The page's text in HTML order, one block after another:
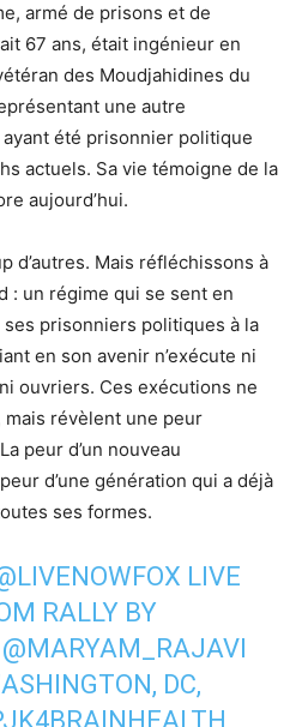
armé de prisons et de
67 ans, était ingénieur en
des Moudjahidines du
une autre
été prisonnier politique
actuels. Sa vie témoigne de la
aujourd’hui.
d’autres. Mais réfléchissons à
: un régime qui se sent en
prisonniers politiques à la
en son avenir n’exécute ni
ouvriers. Ces exécutions ne
révèlent une peur
peur d’un nouveau
d’une génération qui a déjà
ses formes.
LIVE
RALLY BY
@MARYAM_RAJAVI
DC,